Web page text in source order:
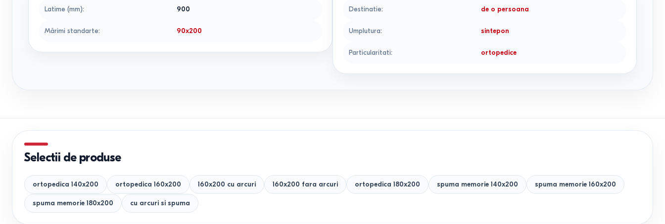
Latime (mm): 900
Mărimi standarte: 90x200
Destinatie: de o persoana
Umplutura: sintepon
Particularitati: ortopedice
Selectii de produse
ortopedica 140x200 ortopedica 160x200 160x200 cu arcuri 160x200 fara arcuri ortopedica 180x200 spuma memorie 140x200 spuma memorie 160x200
spuma memorie 180x200 cu arcuri si spuma